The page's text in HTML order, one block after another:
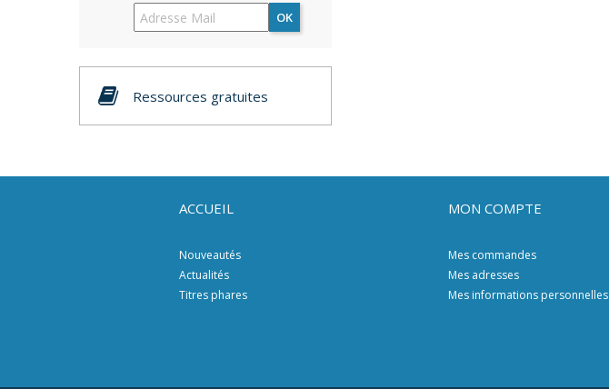
OK
Ressources gratuites
ACCUEIL
Nouveautés
Actualités
Titres phares
MON COMPTE
Mes commandes
Mes adresses
Mes informations personnelles